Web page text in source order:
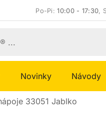
Po-Pi:10:00 - 17:30,
Novinky Návody
33051 Jablko